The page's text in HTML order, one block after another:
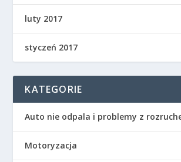
luty 2017
styczeń 2017
KATEGORIE
Auto nie odpala i problemy z
Motoryzacja